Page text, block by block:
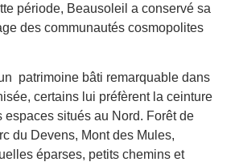
période, Beausoleil a conservé sa
des communautés cosmopolites
patrimoine bâti remarquable dans
certains lui préfèrent la ceinture
espaces situés au Nord. Forêt de
du Devens, Mont des Mules,
éparses, petits chemins et